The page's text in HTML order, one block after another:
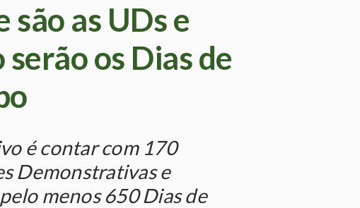
são as UDs e
serão os Dias de
é contar com 170
Demonstrativas e
menos 650 Dias de